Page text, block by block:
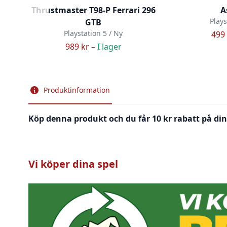
Thrustmaster T98-P Ferrari 296
GTB
Playstation 5 / Ny
989 kr –I lager
Produktinformation
Köp denna produkt och du får 10 kr rabatt på
Vi köper dina spel